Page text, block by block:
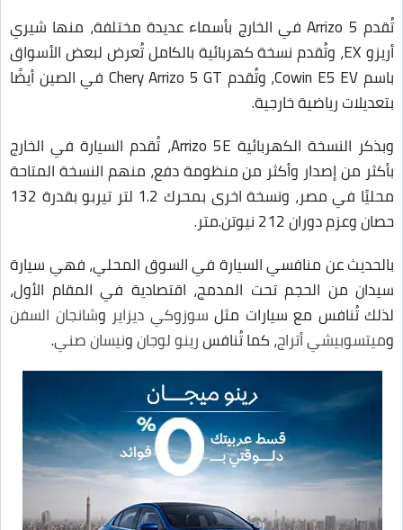
تُقدم Arrizo 5 في الخارج بأسماء عديدة مختلفة، منها شيري
أريزو EX، وتُقدم نسخة كهربائية بالكامل تُعرض لبعض الأسواق
باسم Cowin E5 EV، وتُقدم Chery Arrizo 5 GT في الصين أيضًا
بتعديلات رياضية خارجية.
وبذكر النسخة الكهربائية Arrizo 5E، تُقدم السيارة في الخارج
بأكثر من إصدار وأكثر من منظومة دفع، منهم النسخة المتاحة
محليًا في مصر، ونسخة اخرى بمحرك 1.2 لتر تيربو بقدرة 132
حصان وعزم دوران 212 نيوتن.متر.
بالحديث عن منافسي السيارة في السوق المحلي، فهي سيارة
سيدان من الحجم تحت المدمج، اقتصادية في المقام الأول،
لذلك تُنافس مع سيارات مثل سوزوكي ديزاير وشانجان السفن
وميتسوبيشي أتراج، كما تُنافسرينو لوجانونيسان صني.